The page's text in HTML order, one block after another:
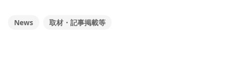
News 取材・記事掲載等